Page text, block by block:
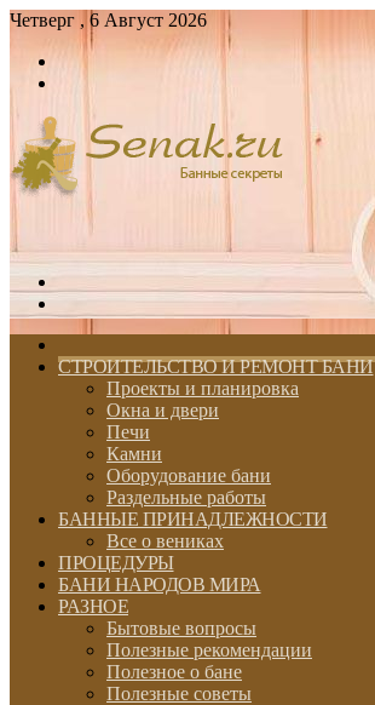
Четверг , 6 Август 2026
Войти
skin
СТРОИТЕЛЬСТВО И РЕМОНТ БАНИ
Проекты и планировка
Окна и двери
Печи
Камни
Оборудование бани
Раздельные работы
БАННЫЕ ПРИНАДЛЕЖНОСТИ
Все о вениках
ПРОЦЕДУРЫ
БАНИ НАРОДОВ МИРА
РАЗНОЕ
Бытовые вопросы
Полезные рекомендации
Полезное о бане
Полезные советы